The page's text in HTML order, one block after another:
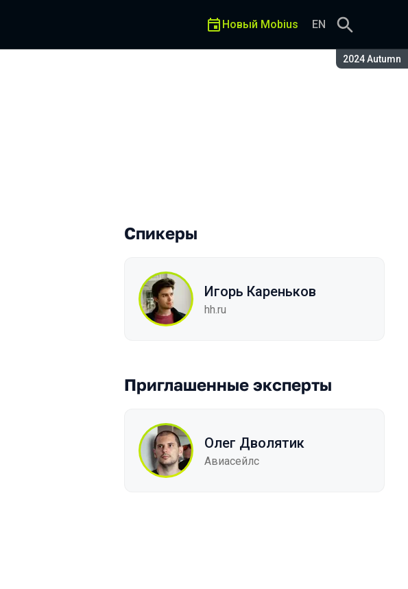
Сезон:
2024 Autumn
Новый Mobius EN
для Jetpack Compose
Спикеры
Игорь Кареньков
hh.ru
Приглашенные эксперты
Олег Дволятик
Авиасейлс